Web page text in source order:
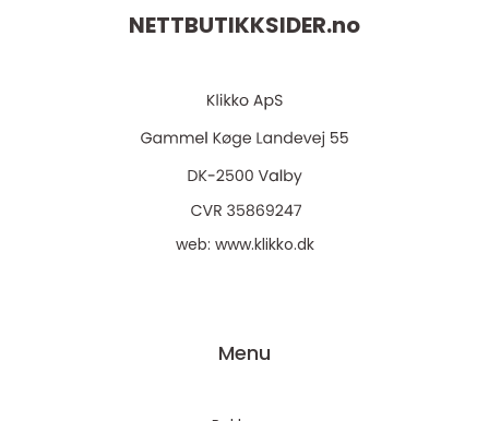
NETTBUTIKKSIDER.no
web: www.klikko.dk
Menu